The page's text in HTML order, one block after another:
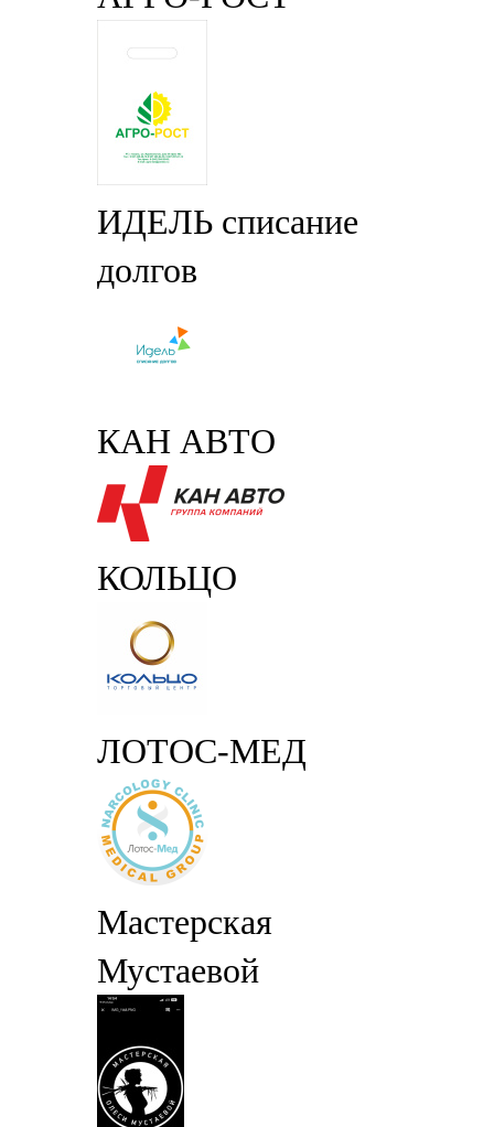
ИДЕЛЬ списание
долгов
КАН АВТО
КОЛЬЦО
ЛОТОС-МЕД
Мастерская
Мустаевой